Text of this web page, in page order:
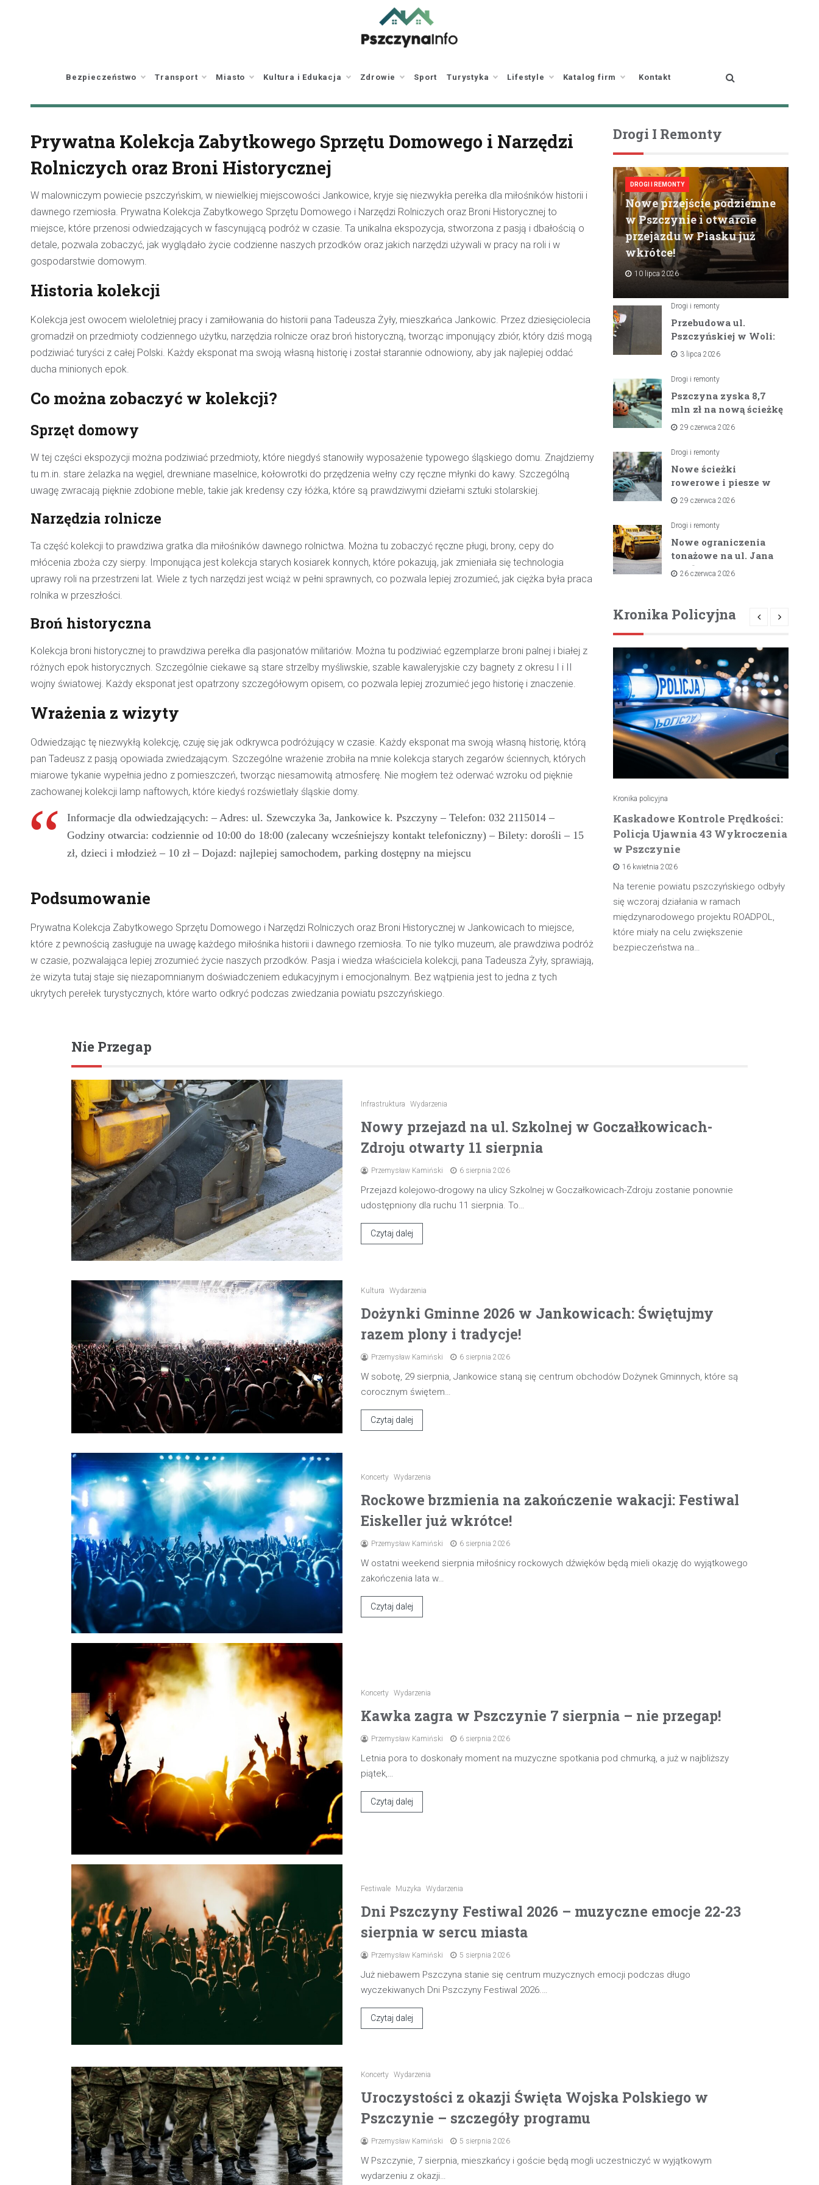
Bezpieczeństwo Transport Miasto Kultura i Edukacja Zdrowie Sport Turystyka Lifestyle Katalog firm Kontakt
Prywatna Kolekcja Zabytkowego Sprzętu Domowego i Narzędzi
Rolniczych oraz Broni Historycznej
W malowniczym powiecie pszczyńskim, w niewielkiej miejscowości Jankowice, kryje się niezwykła perełka dla miłośników historii i
dawnego rzemiosła. Prywatna Kolekcja Zabytkowego Sprzętu Domowego i Narzędzi Rolniczych oraz Broni Historycznej to
miejsce, które przenosi odwiedzających w fascynującą podróż w czasie. Ta unikalna ekspozycja, stworzona z pasją i dbałością o
detale, pozwala zobaczyć, jak wyglądało życie codzienne naszych przodków oraz jakich narzędzi używali w pracy na roli i w
gospodarstwie domowym.
Historia kolekcji
Kolekcja jest owocem wieloletniej pracy i zamiłowania do historii pana Tadeusza Żyły, mieszkańca Jankowic. Przez dziesięciolecia
gromadził on przedmioty codziennego użytku, narzędzia rolnicze oraz broń historyczną, tworząc imponujący zbiór, który dziś mogą
podziwiać turyści z całej Polski. Każdy eksponat ma swoją własną historię i został starannie odnowiony, aby jak najlepiej oddać
ducha minionych epok.
Co można zobaczyć w kolekcji?
Sprzęt domowy
W tej części ekspozycji można podziwiać przedmioty, które niegdyś stanowiły wyposażenie typowego śląskiego domu. Znajdziemy
tu m.in. stare żelazka na węgiel, drewniane maselnice, kołowrotki do przędzenia wełny czy ręczne młynki do kawy. Szczególną
uwagę zwracają pięknie zdobione meble, takie jak kredensy czy łóżka, które są prawdziwymi dziełami sztuki stolarskiej.
Narzędzia rolnicze
Ta część kolekcji to prawdziwa gratka dla miłośników dawnego rolnictwa. Można tu zobaczyć ręczne pługi, brony, cepy do
młócenia zboża czy sierpy. Imponująca jest kolekcja starych kosiarek konnych, które pokazują, jak zmieniała się technologia
uprawy roli na przestrzeni lat. Wiele z tych narzędzi jest wciąż w pełni sprawnych, co pozwala lepiej zrozumieć, jak ciężka była praca
rolnika w przeszłości.
Broń historyczna
Kolekcja broni historycznej to prawdziwa perełka dla pasjonatów militariów. Można tu podziwiać egzemplarze broni palnej i białej z
różnych epok historycznych. Szczególnie ciekawe są stare strzelby myśliwskie, szable kawaleryjskie czy bagnety z okresu I i II
wojny światowej. Każdy eksponat jest opatrzony szczegółowym opisem, co pozwala lepiej zrozumieć jego historię i znaczenie.
Wrażenia z wizyty
Odwiedzając tę niezwykłą kolekcję, czuję się jak odkrywca podróżujący w czasie. Każdy eksponat ma swoją własną historię, którą
pan Tadeusz z pasją opowiada zwiedzającym. Szczególne wrażenie zrobiła na mnie kolekcja starych zegarów ściennych, których
miarowe tykanie wypełnia jedno z pomieszczeń, tworząc niesamowitą atmosferę. Nie mogłem też oderwać wzroku od pięknie
zachowanej kolekcji lamp naftowych, które kiedyś rozświetlały śląskie domy.
Informacje dla odwiedzających: – Adres: ul. Szewczyka 3a, Jankowice k. Pszczyny – Telefon: 032 2115014 –
Godziny otwarcia: codziennie od 10:00 do 18:00 (zalecany wcześniejszy kontakt telefoniczny) – Bilety: dorośli – 15
zł, dzieci i młodzież – 10 zł – Dojazd: najlepiej samochodem, parking dostępny na miejscu
Podsumowanie
Prywatna Kolekcja Zabytkowego Sprzętu Domowego i Narzędzi Rolniczych oraz Broni Historycznej w Jankowicach to miejsce,
które z pewnością zasługuje na uwagę każdego miłośnika historii i dawnego rzemiosła. To nie tylko muzeum, ale prawdziwa podróż
w czasie, pozwalająca lepiej zrozumieć życie naszych przodków. Pasja i wiedza właściciela kolekcji, pana Tadeusza Żyły, sprawiają,
że wizyta tutaj staje się niezapomnianym doświadczeniem edukacyjnym i emocjonalnym. Bez wątpienia jest to jedna z tych
ukrytych perełek turystycznych, które warto odkryć podczas zwiedzania powiatu pszczyńskiego.
Drogi I Remonty
DROGI I REMONTY
Nowe przejście podziemne
w Pszczynie i otwarcie
przejazdu w Piasku już
wkrótce!
10 lipca 2026
Drogi i remonty
Przebudowa ul.
Pszczyńskiej w Woli:
Wielka inwestycja
horyzoncie
3 lipca 2026
Drogi i remonty
Pszczyna zyska 8,7
mln zł na nową ścieżkę
rowerową między
29 czerwca 2026
Drogi i remonty
Nowe ścieżki
rowerowe i piesze w
gminach Suszec i
unijnemu wsparciu
29 czerwca 2026
Drogi i remonty
Nowe ograniczenia
tonażowe na ul. Jana
Pawła II i ul. Łącznej
26 czerwca 2026
Kronika Policyjna
Policjant poza służbą zatrzymuje
pijanego kierowcę
31 marca 2026
Kronika policyjna
Kaskadowe Kontrole Prędkości:
Policja Ujawnia 43 Wykroczenia
w Pszczynie
16 kwietnia 2026
Na terenie powiatu pszczyńskiego odbyły
się wczoraj działania w ramach
międzynarodowego projektu ROADPOL,
które miały na celu zwiększenie
bezpieczeństwa na…
Nie Przegap
Infrastruktura Wydarzenia
Nowy przejazd na ul. Szkolnej w Goczałkowicach-
Zdroju otwarty 11 sierpnia
Przemysław Kamiński 6 sierpnia 2026
Przejazd kolejowo-drogowy na ulicy Szkolnej w Goczałkowicach-Zdroju zostanie ponownie
udostępniony dla ruchu 11 sierpnia. To…
Czytaj dalej
Kultura Wydarzenia
Dożynki Gminne 2026 w Jankowicach: Świętujmy
razem plony i tradycje!
Przemysław Kamiński 6 sierpnia 2026
W sobotę, 29 sierpnia, Jankowice staną się centrum obchodów Dożynek Gminnych, które są
corocznym świętem…
Czytaj dalej
Koncerty Wydarzenia
Rockowe brzmienia na zakończenie wakacji: Festiwal
Eiskeller już wkrótce!
Przemysław Kamiński 6 sierpnia 2026
W ostatni weekend sierpnia miłośnicy rockowych dźwięków będą mieli okazję do wyjątkowego
zakończenia lata w…
Czytaj dalej
Koncerty Wydarzenia
Kawka zagra w Pszczynie 7 sierpnia – nie przegap!
Przemysław Kamiński 6 sierpnia 2026
Letnia pora to doskonały moment na muzyczne spotkania pod chmurką, a już w najbliższy
piątek,…
Czytaj dalej
Festiwale Muzyka Wydarzenia
Dni Pszczyny Festiwal 2026 – muzyczne emocje 22-23
sierpnia w sercu miasta
Przemysław Kamiński 5 sierpnia 2026
Już niebawem Pszczyna stanie się centrum muzycznych emocji podczas długo
wyczekiwanych Dni Pszczyny Festiwal 2026.…
Czytaj dalej
Koncerty Wydarzenia
Uroczystości z okazji Święta Wojska Polskiego w
Pszczynie – szczegóły programu
Przemysław Kamiński 5 sierpnia 2026
W Pszczynie, 7 sierpnia, mieszkańcy i goście będą mogli uczestniczyć w wyjątkowym
wydarzeniu z okazji…